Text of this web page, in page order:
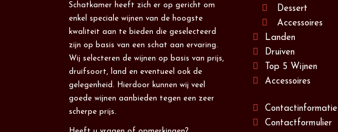
Schatkamer heeft zich er op gericht om
enkel speciale wijnen van de hoogste
kwaliteit aan te bieden die geselecteerd
zijn op basis van een schat aan ervaring.
Wij selecteren de wijnen op basis van prijs,
druifsoort, land en eventueel ook de
gelegenheid. Hierdoor kunnen wij veel
goede wijnen aanbieden tegen een zeer
scherpe prijs.
Dessert
Accessoires
Landen
Druiven
Top 5 Wijnen
Accessoires
Contactinformatie
Contactformulier